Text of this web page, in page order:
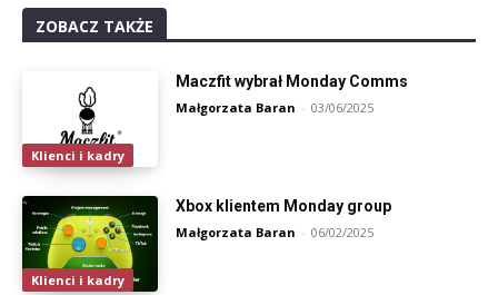
ZOBACZ TAKŻE
Klienci i kadry
Maczfit wybrał Monday Comms
Małgorzata Baran - 03/06/2025
Klienci i kadry
Xbox klientem Monday group
Małgorzata Baran - 06/02/2025